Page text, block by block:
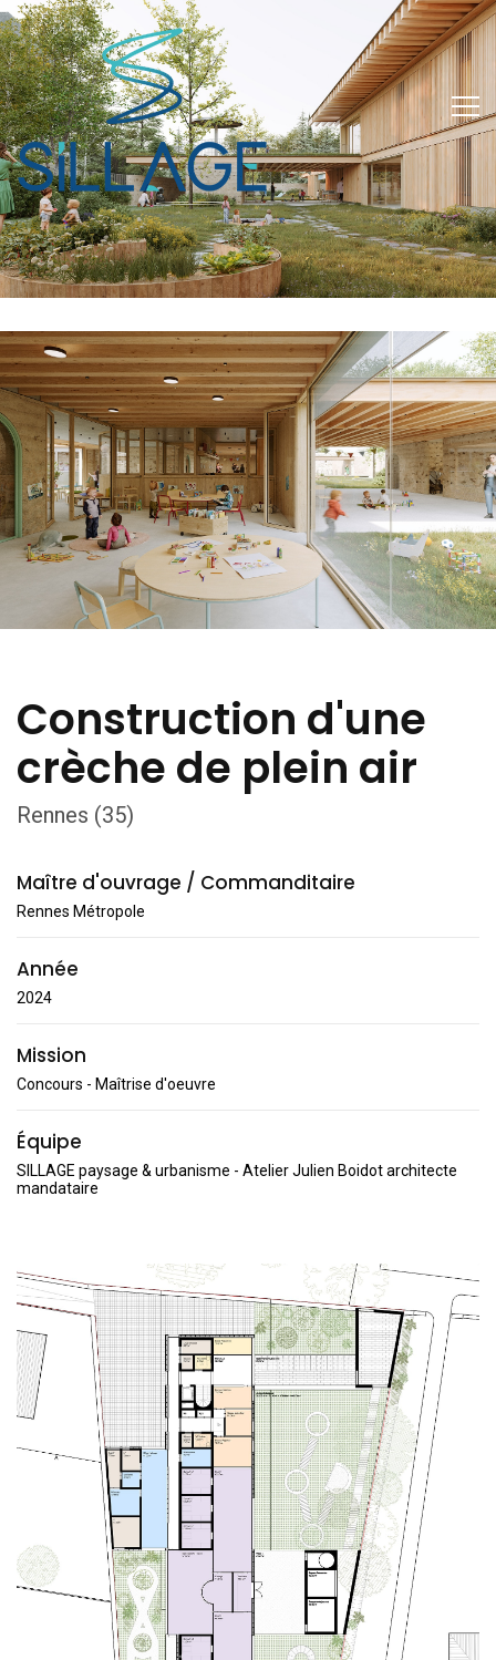
Construction d'une
crèche de plein air
Rennes (35)
Maître d'ouvrage / Commanditaire
Rennes Métropole
Année
2024
Mission
Concours - Maîtrise d'oeuvre
Équipe
SILLAGE paysage & urbanisme - Atelier Julien Boidot architecte
mandataire